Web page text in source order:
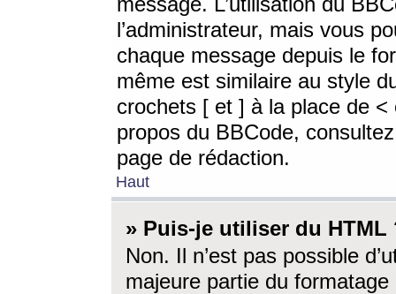
l’administrateur, mais vous
chaque message depuis le
même est similaire au style
crochets [ et ] à la place de <
propos du BBCode,
page de rédaction.
Haut
» Puis-je utiliser du HTML
Non. Il n’est pas possible
majeure partie du